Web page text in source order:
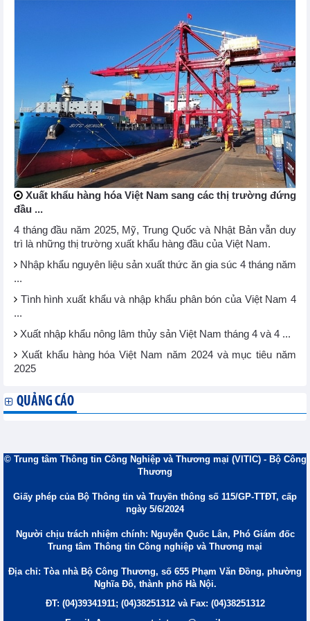
Xuất khẩu hàng hóa Việt Nam sang các thị trường đứng
đầu ...
4 tháng đầu năm 2025, Mỹ, Trung Quốc và Nhật Bản vẫn duy
trì là những thị trường xuất khẩu hàng đầu của Việt Nam.
Nhập khẩu nguyên liệu sản xuất thức ăn gia súc 4 tháng năm
...
Tình hình xuất khẩu và nhập khẩu phân bón của Việt Nam 4
...
Xuất nhập khẩu nông lâm thủy sản Việt Nam tháng 4 và 4 ...
Xuất khẩu hàng hóa Việt Nam năm 2024 và mục tiêu năm
2025
QUẢNG CÁO
© Trung tâm Thông tin Công Nghiệp và Thương mại (VITIC) - Bộ Công
Thương
Giấy phép của Bộ Thông tin và Truyền thông số 115/GP-TTĐT, cấp
ngày 5/6/2024
Người chịu trách nhiệm chính: Nguyễn Quốc Lân, Phó Giám đốc
Trung tâm Thông tin Công nghiệp và Thương mại
Địa chỉ: Tòa nhà Bộ Công Thương, số 655 Phạm Văn Đồng, phường
Nghĩa Đô, thành phố Hà Nội.
ĐT: (04)39341911; (04)38251312 và Fax: (04)38251312